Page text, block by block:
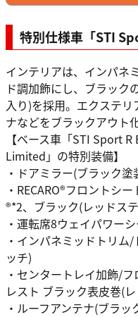
特別仕様車「STI
インテリアは、インパネ
ド調加飾にし、ブラック
入り)を採用。エクステ
ナなどをブラックアウト
【ベース車「STI Sport
Limited」の特別装備】
・ドアミラー(ブラック塗
・RECARO®フロントシ
®*2、ブラック(レッドス
・運転席8ウェイパワー
・インパネミッドトリム
ッチ)
・センタートレイ加飾/
レスト ブラック表皮巻(
・ルーフアンテナ(ブラッ